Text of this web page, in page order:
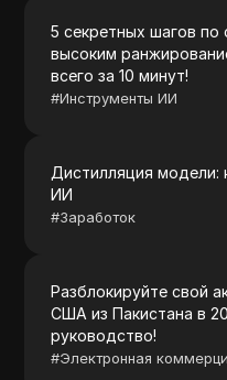
5 секретных шагов по
высоким
всего за 10 минут!
#Инструменты ИИ
Дистилляция модели:
ИИ
#Заработок
Разблокируйте свой
США из Пакистана в
руководство!
#Электронная